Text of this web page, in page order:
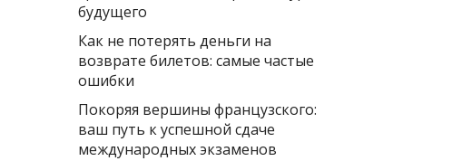
будущего
Как не потерять деньги на
возврате билетов: самые частые
ошибки
Покоряя вершины французского:
ваш путь к успешной сдаче
международных экзаменов